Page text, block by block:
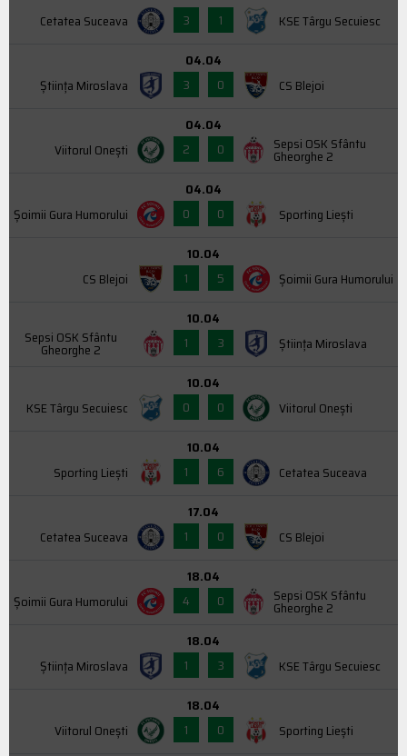
Cetatea Suceava
3
1 KSE Târgu Secuiesc
Știința Miroslava
04.04
3
0 CS Blejoi
Viitorul Onești
04.04
2
0 Sepsi OSK Sfântu
Gheorghe 2
Şoimii Gura Humorului
04.04
0
0 Sporting Liești
CS Blejoi
10.04
1
5 Şoimii Gura Humorului
Sepsi OSK Sfântu
Gheorghe 2
10.04
1
3 Știința Miroslava
KSE Târgu Secuiesc
10.04
0
0 Viitorul Onești
Sporting Liești
10.04
1
6 Cetatea Suceava
Cetatea Suceava
17.04
1
0 CS Blejoi
Şoimii Gura Humorului
18.04
4
0 Sepsi OSK Sfântu
Gheorghe 2
Știința Miroslava
18.04
1
3 KSE Târgu Secuiesc
Viitorul Onești
18.04
1
0 Sporting Liești